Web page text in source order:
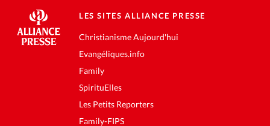
LES SITES ALLIANCE PRESSE
Christianisme Aujourd'hui
Evangéliques.info
Family
SpirituElles
Les Petits Reporters
Family-FIPS